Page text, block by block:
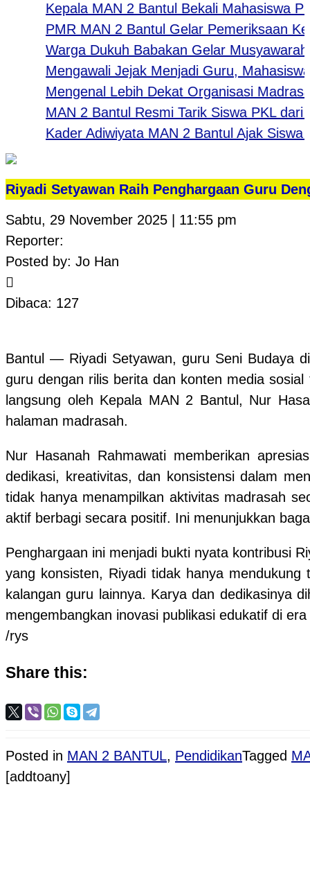
Kepala MAN 2 Bantul Bekali Mahasiswa PK
PMR MAN 2 Bantul Gelar Pemeriksaan
Warga Dukuh Babakan Gelar Musyawarah
Mengawali Jejak Menjadi Guru, Mahasiswa
Mengenal Lebih Dekat Organisasi Madrasah
MAN 2 Bantul Resmi Tarik Siswa PKL dari
Kader Adiwiyata MAN 2 Bantul Ajak Siswa
Riyadi Setyawan Raih Penghargaan Guru
Sabtu, 29 November 2025 | 11:55 pm
Reporter:
Posted by: Jo Han
Dibaca: 127
Bantul — Riyadi Setyawan, guru Seni Budaya
guru dengan rilis berita dan konten media
langsung oleh Kepala MAN 2 Bantul, Nur
halaman madrasah.
Nur Hasanah Rahmawati memberikan
dedikasi, kreativitas, dan konsistensi dalam
tidak hanya menampilkan aktivitas madrasah
aktif berbagi secara positif. Ini menunjukkan
Penghargaan ini menjadi bukti nyata kontribusi
yang konsisten, Riyadi tidak hanya
kalangan guru lainnya. Karya dan dedikasinya
mengembangkan inovasi publikasi edukatif di
/rys
Share this:
Posted in MAN 2 BANTUL, PendidikanTagged
[addtoany]